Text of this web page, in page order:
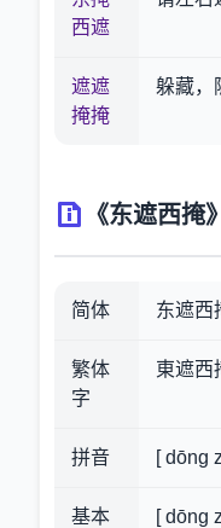
西遮
遮遮
掩掩
躲藏，
《东遮西掩
简体 东遮西
繁体
字
東遮西
拼音 [ dōng
基本
[ dōng